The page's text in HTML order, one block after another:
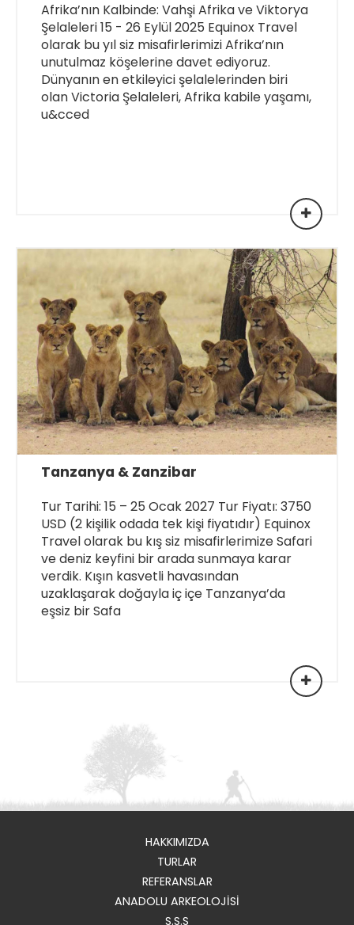
Afrika’nın Kalbinde: Vahşi Afrika ve Viktorya
Şelaleleri 15 - 26 Eylül 2025 Equinox Travel
olarak bu yıl siz misafirlerimizi Afrika’nın
unutulmaz köşelerine davet ediyoruz.
Dünyanın en etkileyici şelalelerinden biri
olan Victoria Şelaleleri, Afrika kabile yaşamı,
u&cced
Tanzanya & Zanzibar
Tur Tarihi: 15 – 25 Ocak 2027 Tur Fiyatı: 3750
USD (2 kişilik odada tek kişi fiyatıdır) Equinox
Travel olarak bu kış siz misafirlerimize Safari
ve deniz keyfini bir arada sunmaya karar
verdik. Kışın kasvetli havasından
uzaklaşarak doğayla iç içe Tanzanya’da
eşsiz bir Safa
HAKKIMIZDA
TURLAR
REFERANSLAR
ANADOLU ARKEOLOJİSİ
S.S.S